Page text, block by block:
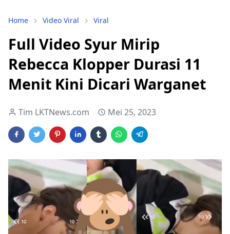
Home Video Viral Viral
Full Video Syur Mirip
Rebecca Klopper Durasi 11
Menit Kini Dicari Warganet
Tim LKTNews.com Mei 25, 2023